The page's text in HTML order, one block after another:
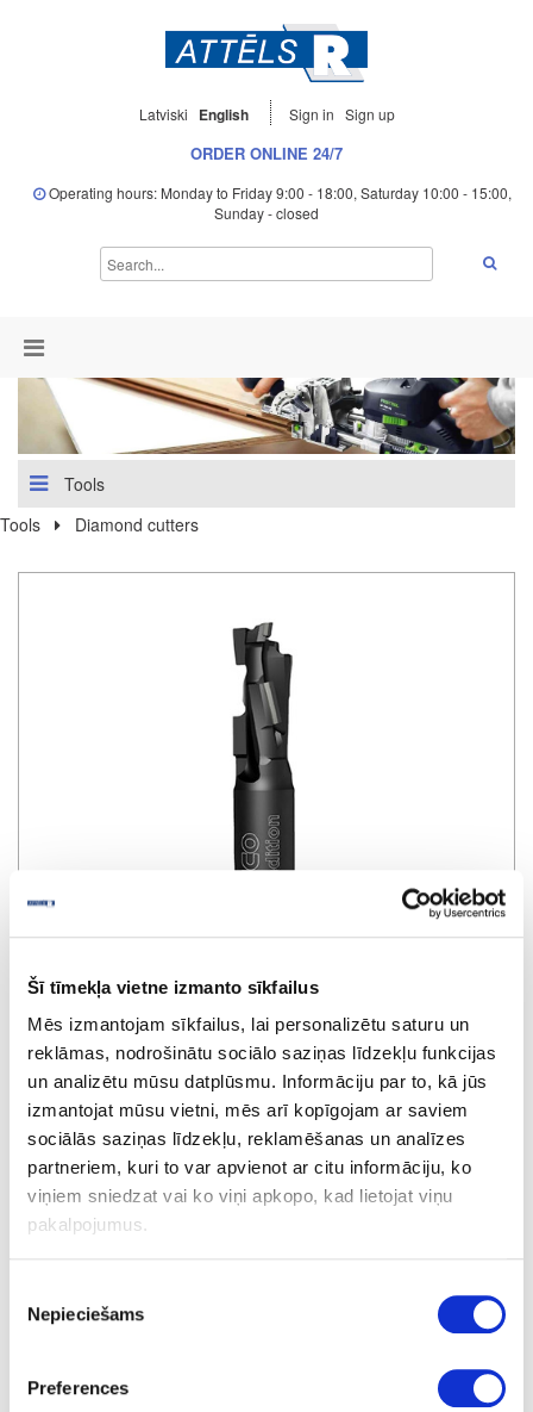
Šī tīmekļa vietne izmanto sīkfailus
Mēs izmantojam sīkfailus, lai personalizētu saturu un
reklāmas, nodrošinātu sociālo saziņas līdzekļu funkcijas
un analizētu mūsu datplūsmu. Informāciju par to, kā jūs
izmantojat mūsu vietni, mēs arī kopīgojam ar saviem
sociālās saziņas līdzekļu, reklamēšanas un analīzes
partneriem, kuri to var apvienot ar citu informāciju, ko
viņiem sniedzat vai ko viņi apkopo, kad lietojat viņu
pakalpojumus.
izvēle
Nepieciešams
Preferences
Latviski English Sign in Sign up
ORDER ONLINE 24/7
Operating hours: Monday to Friday 9:00 - 18:00, Saturday 10:00 - 15:00,
Sunday - closed
Tools
Tools
Diamond cutters
Cutter DIAMAX Black Edition
D12x30x12mm GL 72, Z1+1
Ask question
Share product link
Print
24-
Cutter DIAMAX Black Edition
D12x30x12mm GL 72, Z1+1